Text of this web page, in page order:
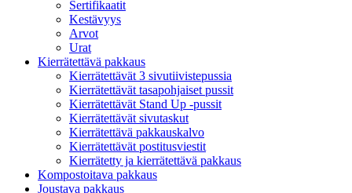
Sertifikaatit
Kestävyys
Arvot
Urat
Kierrätettävä pakkaus
Kierrätettävät 3 sivutiivistepussia
Kierrätettävät tasapohjaiset pussit
Kierrätettävät Stand Up -pussit
Kierrätettävät sivutaskut
Kierrätettävä pakkauskalvo
Kierrätettävät postitusviestit
Kierrätetty ja kierrätettävä pakkaus
Kompostoitava pakkaus
Joustava pakkaus